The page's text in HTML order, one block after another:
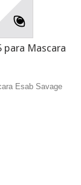
Mascara
Esab Savage